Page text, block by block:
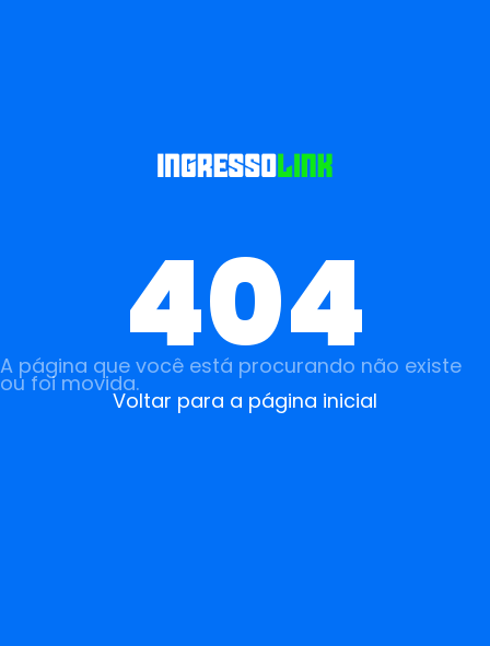
404
A página que você está procurando não existe
ou foi movida.
Voltar para a página inicial